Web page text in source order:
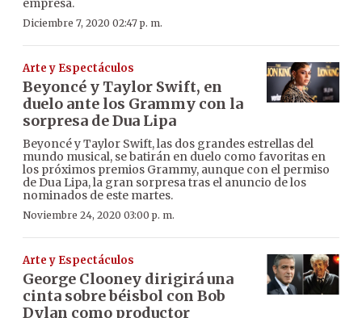
empresa.
Diciembre 7, 2020 02:47 p. m.
Arte y Espectáculos
Beyoncé y Taylor Swift, en
duelo ante los Grammy con la
sorpresa de Dua Lipa
Beyoncé y Taylor Swift, las dos grandes estrellas del
mundo musical, se batirán en duelo como favoritas en
los próximos premios Grammy, aunque con el permiso
de Dua Lipa, la gran sorpresa tras el anuncio de los
nominados de este martes.
Noviembre 24, 2020 03:00 p. m.
Arte y Espectáculos
George Clooney dirigirá una
cinta sobre béisbol con Bob
Dylan como productor